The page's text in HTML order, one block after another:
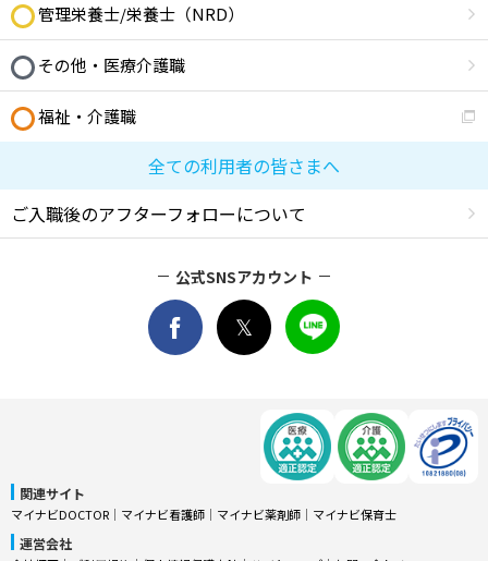
管理栄養士/栄養士（NRD）
その他・医療介護職
福祉・介護職
全ての利用者の皆さまへ
ご入職後のアフターフォローについて
公式SNSアカウント
関連サイト
マイナビDOCTOR │ マイナビ看護師 │ マイナビ薬剤師 │ マイナビ保育士
運営会社